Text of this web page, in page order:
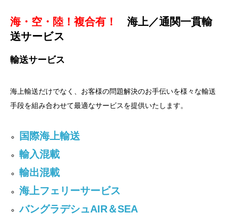
海・空・陸！複合有！
海上／通関一貫輸
送サービス
輸送サービス
海上輸送だけでなく、お客様の問題解決のお手伝いを様々な輸送
手段を組み合わせて最適なサービスを提供いたします。
国際海上輸送
輸入混載
輸出混載
海上フェリーサービス
バングラデシュAIR＆SEA